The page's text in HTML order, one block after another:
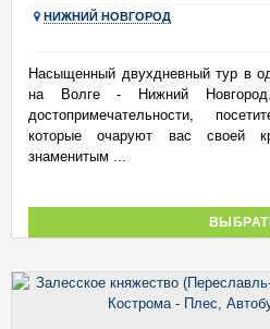
НИЖНИЙ НОВГОРОД
Насыщенный двухдневный тур в
на Волге - Нижний
достопримечательности,
которые очаруют вас своей
знаменитым ...